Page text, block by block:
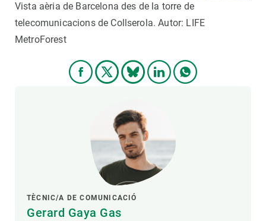
Vista aèria de Barcelona des de la torre de
telecomunicacions de Collserola. Autor: LIFE
MetroForest
TÈCNIC/A DE COMUNICACIÓ
Gerard Gaya Gas